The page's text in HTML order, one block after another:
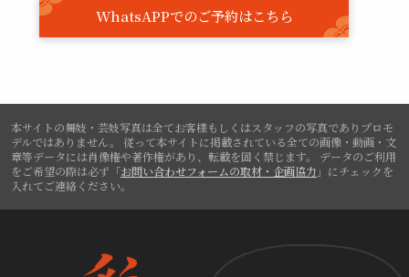
WhatsAPPでのご予約はこちら
本サイトの舞妓・芸妓写真は全てお客様もしくはスタッフの写真でありプロモ
デルではありません。
従って本サイトに掲載されている全ての画像・動画・文
章等データには肖像権や著作権があり、転載を固く禁じます。
データのご利用
をご希望の際は必ず「お問い合わせフォームの取材・企画協力 」にチェックを
入れてご連絡ください。